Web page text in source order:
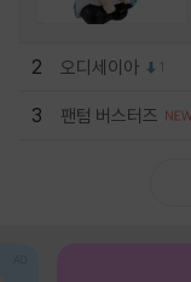
2 오디세이아 1
3 팬텀 버스터즈